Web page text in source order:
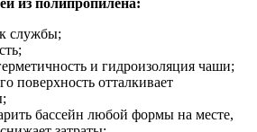
из полипропилена:
службы;
и гидроизоляция чаши;
поверхность отталкивает
бассейн любой формы на месте,